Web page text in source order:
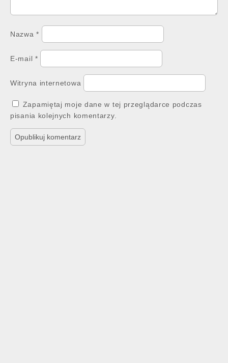
Nazwa*
E-mail *
Witryna internetowa
Zapamiętaj moje dane w tej przeglądarce podczas
pisania kolejnych komentarzy.